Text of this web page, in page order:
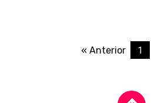
« Anterior 1